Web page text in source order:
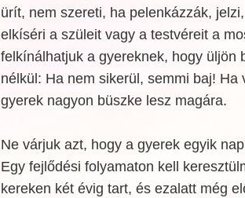
ürít, nem szereti, ha pelenkázzák,
elkíséri a szüleit vagy a testvéreit a
felkínálhatjuk a gyereknek, hogy üljön
nélkül: Ha nem sikerül, semmi baj!
gyerek nagyon büszke lesz magára.
Ne várjuk azt, hogy a gyerek egyik
Egy fejlődési folyamaton kell
kereken két évig tart, és ezalatt még